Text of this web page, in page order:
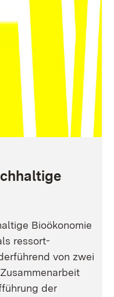
Bioökonomie
ressort-
von zwei
der